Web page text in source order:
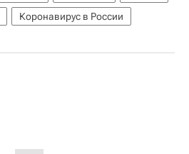
Коронавирус в России